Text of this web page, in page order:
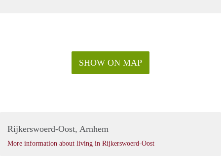
SHOW ON MAP
Rijkerswoerd-Oost, Arnhem
More information about living in Rijkerswoerd-Oost